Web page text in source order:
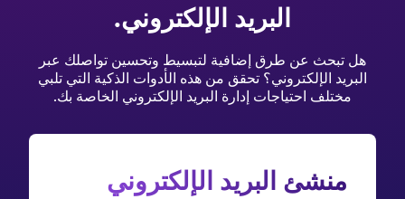
البريد الإلكتروني.
هل تبحث عن طرق إضافية لتبسيط وتحسين تواصلك عبر
البريد الإلكتروني؟ تحقق من هذه الأدوات الذكية التي تلبي
مختلف احتياجات إدارة البريد الإلكتروني الخاصة بك.
منشئ البريد الإلكتروني